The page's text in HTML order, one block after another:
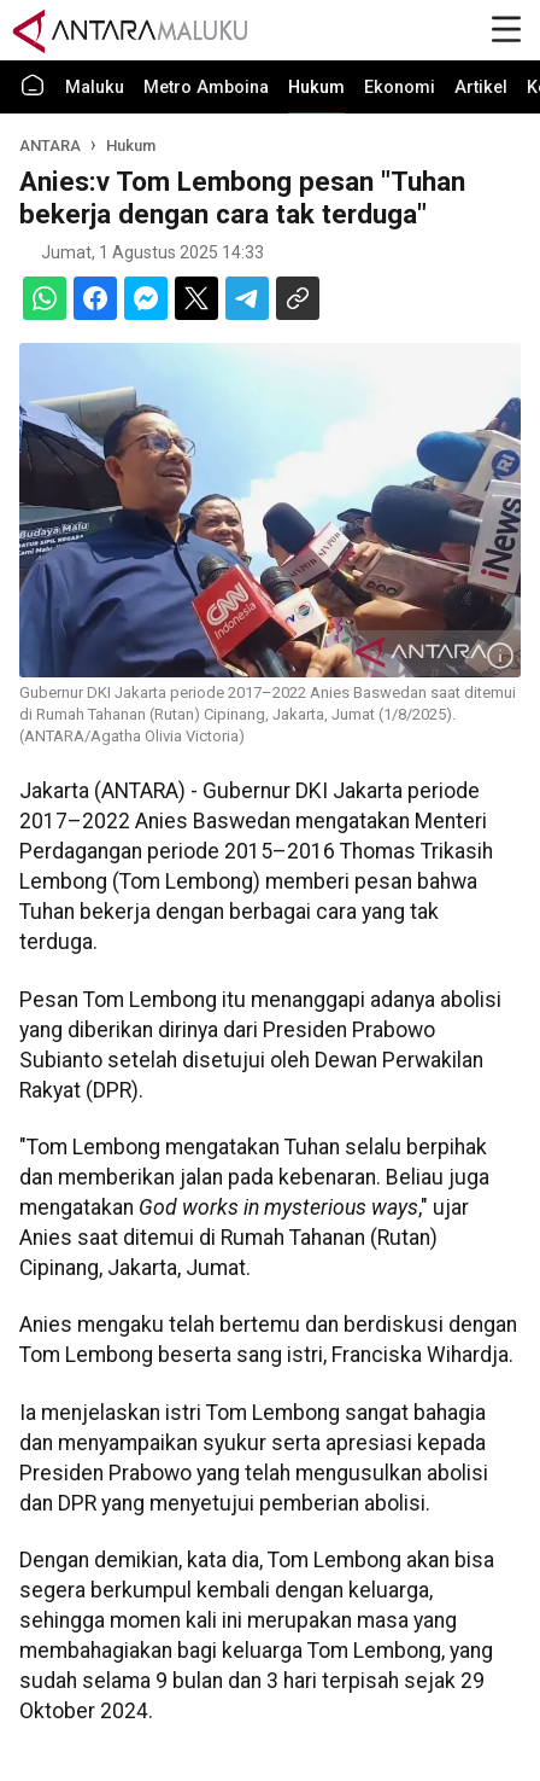
Maluku Metro Amboina Hukum Ekonomi Artikel
ANTARA Hukum
Anies:v Tom Lembong pesan "Tuhan
bekerja dengan cara tak terduga"
Jumat, 1 Agustus 2025 14:33
Gubernur DKI Jakarta periode 2017–2022 Anies Baswedan saat ditemui
di Rumah Tahanan (Rutan) Cipinang, Jakarta, Jumat (1/8/2025).
(ANTARA/Agatha Olivia Victoria)
Jakarta (ANTARA) - Gubernur DKI Jakarta periode
2017–2022 Anies Baswedan mengatakan Menteri
Perdagangan periode 2015–2016 Thomas Trikasih
Lembong (Tom Lembong) memberi pesan bahwa
Tuhan bekerja dengan berbagai cara yang tak
terduga.
Pesan Tom Lembong itu menanggapi adanya abolisi
yang diberikan dirinya dari Presiden Prabowo
Subianto setelah disetujui oleh Dewan Perwakilan
Rakyat (DPR).
"Tom Lembong mengatakan Tuhan selalu berpihak
dan memberikan jalan pada kebenaran. Beliau juga
mengatakan God works in mysterious ways," ujar
Anies saat ditemui di Rumah Tahanan (Rutan)
Cipinang, Jakarta, Jumat.
Anies mengaku telah bertemu dan berdiskusi dengan
Tom Lembong beserta sang istri, Franciska Wihardja.
Ia menjelaskan istri Tom Lembong sangat bahagia
dan menyampaikan syukur serta apresiasi kepada
Presiden Prabowo yang telah mengusulkan abolisi
dan DPR yang menyetujui pemberian abolisi.
Dengan demikian, kata dia, Tom Lembong akan bisa
segera berkumpul kembali dengan keluarga,
sehingga momen kali ini merupakan masa yang
membahagiakan bagi keluarga Tom Lembong, yang
sudah selama 9 bulan dan 3 hari terpisah sejak 29
Oktober 2024.